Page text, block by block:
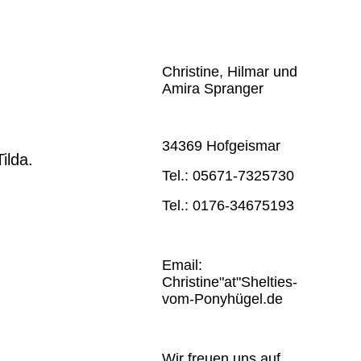
Christine, Hilmar und
Amira Spranger
34369 Hofgeismar
Tel.: 05671-7325730
Tel.: 0176-34675193
Email:
Christine"at"Shelties-
vom-Ponyhügel.de